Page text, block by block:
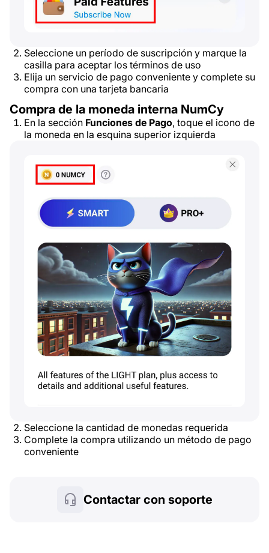
Seleccione un período de suscripción y marque la
casilla para aceptar los términos de uso
Elija un servicio de pago conveniente y complete su
compra con una tarjeta bancaria
Compra de la moneda interna NumCy
En la sección Funciones de Pago, toque el icono de
la moneda en la esquina superior izquierda
Seleccione la cantidad de monedas requerida
Complete la compra utilizando un método de pago
conveniente
Contactar con soporte